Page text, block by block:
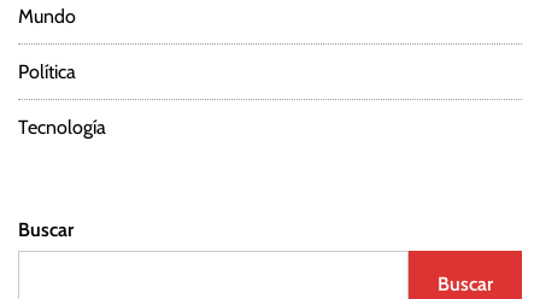
r
a
d
s
Mundo
Política
Tecnología
Buscar
Buscar